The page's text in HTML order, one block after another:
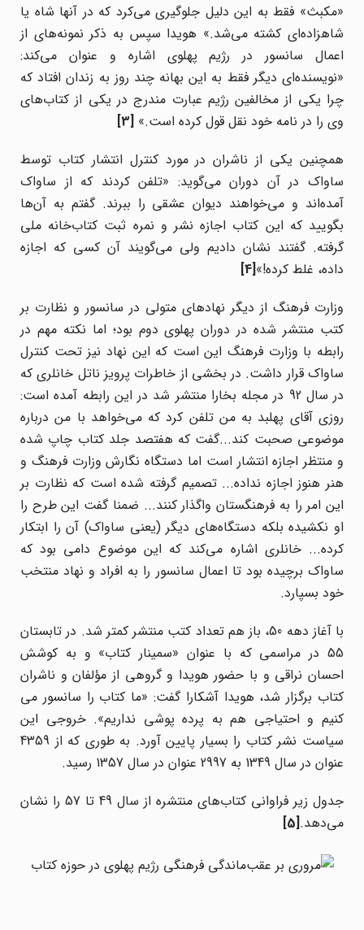
«مکبث» فقط به این دلیل جلوگیری می‌کرد که در آنها شاه یا
شاهزاده‌ای کشته می‌شد.» هویدا سپس به ذکر نمونه‌های از
اعمال سانسور در رژیم پهلوی اشاره و عنوان می‌کند:
«نویسنده‌ای دیگر فقط به این بهانه چند روز به زندان افتاد که
چرا یکی از مخالفین رژیم عبارت مندرج در یکی از کتاب‌های
وی را در نامه خود نقل قول کرده است.»[3]
همچنین یکی از ناشران در مورد کنترل انتشار کتاب‌ توسط
ساواک در آن دوران می‌گوید: «تلفن کردند که از ساواک
آمده‌اند و می‌خواهند دیوان عشقی را ببرند. گفتم به آن‌ها
بگویید که این کتاب اجازه نشر و نمره ثبت کتاب‌خانه ملی
گرفته. گفتند نشان دادیم ولی می‌گویند آن کسی که اجازه
داده، غلط کرده!»[4]
وزارت فرهنگ از دیگر نهادهای متولی در سانسور و نظارت بر
کتب منتشر شده در دوران پهلوی دوم بود؛ اما نکته مهم در
رابطه با وزارت فرهنگ این است که این نهاد نیز تحت کنترل
ساواک قرار داشت. در بخشی از خاطرات پرویز ناتل خانلری که
در سال 92 در مجله بخارا منتشر شد در این رابطه آمده است:
روزی آقای پهلبد به من تلفن کرد که می‌خواهد با من درباره
موضوعی صحبت کند...گفت که هفتصد جلد کتاب چاپ شده
و منتظر اجازه انتشار است اما دستگاه نگارش وزارت فرهنگ و
هنر هنوز اجازه نداده... تصمیم گرفته شده است که نظارت بر
این امر را به فرهنگستان واگذار کنند... ضمنا گفت این طرح را
او نکشیده بلکه دستگاه‌های دیگر (یعنی ساواک) آن را ابتکار
کرده... خانلری اشاره می‌کند که این موضوع دامی بود که
ساواک برچیده بود تا اعمال سانسور را به افراد و نهاد منتخب
خود بسپارد.
با آغاز دهه 50، باز هم تعداد کتب منتشر کمتر شد. در تابستان
55 در مراسمی که با عنوان «سمینار کتاب» و به کوشش
احسان نراقی و با حضور هویدا و گروهی از مؤلفان و ناشران
کتاب برگزار شد، هویدا آشکارا گفت: «ما کتاب را سانسور می
کنیم و احتیاجی هم به پرده پوشی نداریم». خروجی این
سیاست نشر کتاب را بسیار پایین آورد. به طوری که از 4359
عنوان در سال 1349 به 2997 عنوان در سال 1357 رسید.
جدول زیر فراوانی کتاب‌های منتشره از سال 49 تا 57 را نشان
می‌دهد.[5]